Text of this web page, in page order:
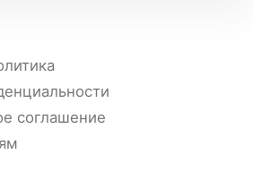
соглашение